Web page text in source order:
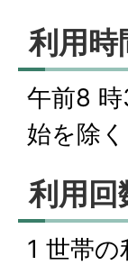
利用時
午前8
始を除く
利用回
1 世帯